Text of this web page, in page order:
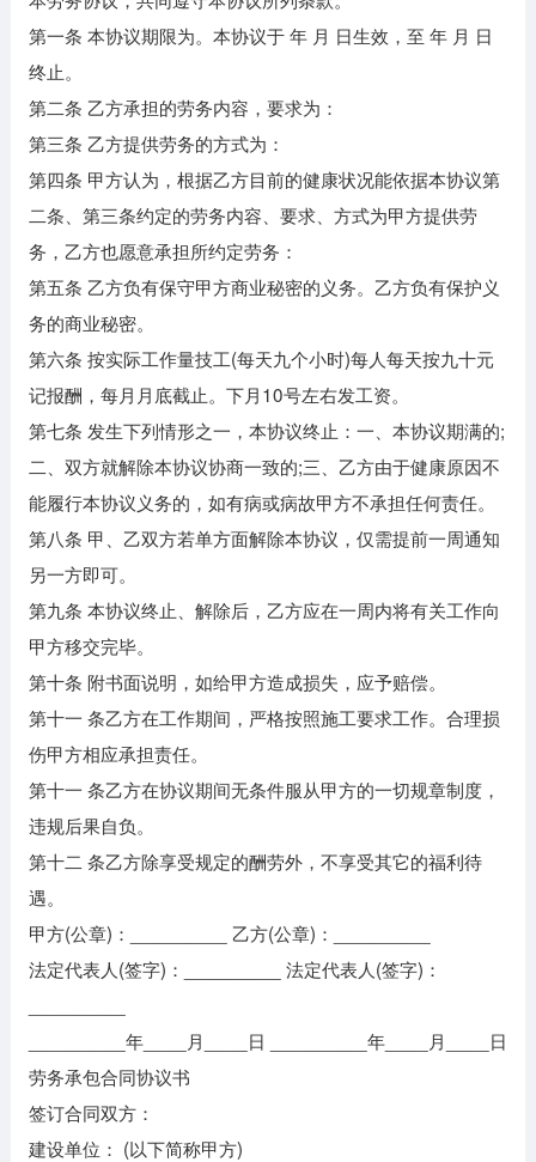
第一条 本协议期限为。本协议于 年 月 日生效，至 年 月 日
终止。
第二条 乙方承担的劳务内容，要求为：
第三条 乙方提供劳务的方式为：
第四条 甲方认为，根据乙方目前的健康状况能依据本协议第
二条、第三条约定的劳务内容、要求、方式为甲方提供劳
务，乙方也愿意承担所约定劳务：
第五条 乙方负有保守甲方商业秘密的义务。乙方负有保护义
务的商业秘密。
第六条 按实际工作量技工(每天九个小时)每人每天按九十元
记报酬，每月月底截止。下月10号左右发工资。
第七条 发生下列情形之一，本协议终止：一、本协议期满的;
二、双方就解除本协议协商一致的;三、乙方由于健康原因不
能履行本协议义务的，如有病或病故甲方不承担任何责任。
第八条 甲、乙双方若单方面解除本协议，仅需提前一周通知
另一方即可。
第九条 本协议终止、解除后，乙方应在一周内将有关工作向
甲方移交完毕。
第十条 附书面说明，如给甲方造成损失，应予赔偿。
第十一 条乙方在工作期间，严格按照施工要求工作。合理损
伤甲方相应承担责任。
第十一 条乙方在协议期间无条件服从甲方的一切规章制度，
违规后果自负。
第十二 条乙方除享受规定的酬劳外，不享受其它的福利待
遇。
甲方(公章)：_________ 乙方(公章)：_________
法定代表人(签字)：_________ 法定代表人(签字)：
_________年____月____日 _________年____月____日
劳务承包合同协议书
签订合同双方：
建设单位： (以下简称甲方)